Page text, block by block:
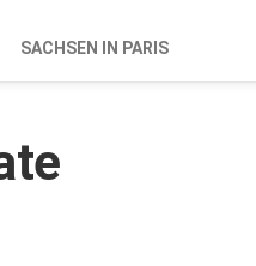
SACHSEN IN PARIS